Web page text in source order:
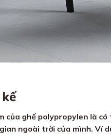
của ghế polypropylen là
ngoài trời của mình. Ví